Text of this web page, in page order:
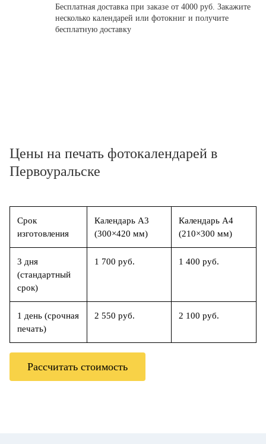
Бесплатная доставка при заказе от 4000 руб. Закажите
несколько календарей или фотокниг и получите
бесплатную доставку
Цены на печать фотокалендарей в
Первоуральске
Срок
изготовления
Календарь А3
(300×420 мм)
Календарь А4
(210×300 мм)
3 дня
(стандартный
срок)
1 700 руб. 1 400 руб.
1 день (срочная
печать)
2 550 руб. 2 100 руб.
Рассчитать стоимость